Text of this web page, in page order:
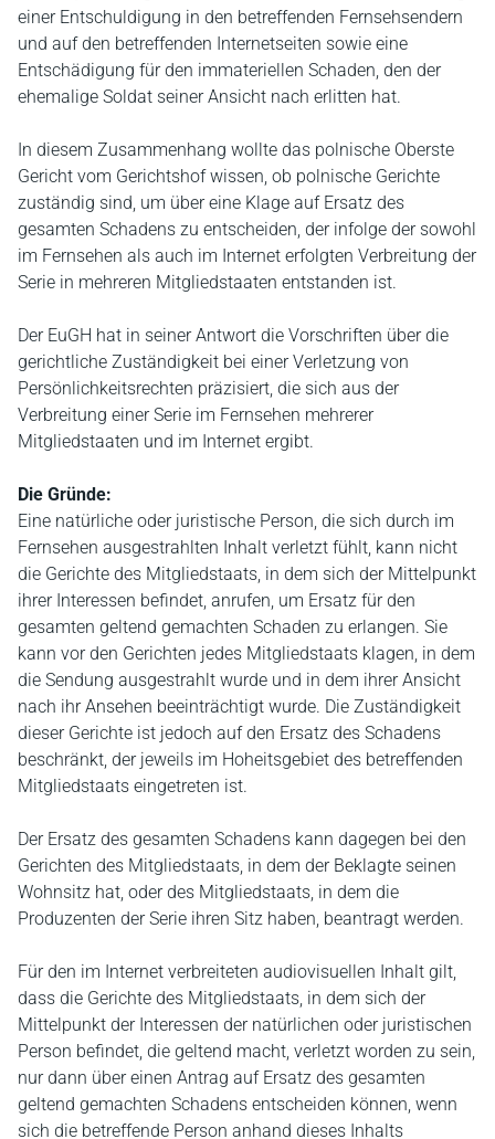
einer Entschuldigung in den betreffenden Fernsehsendern
und auf den betreffenden Internetseiten sowie eine
Entschädigung für den immateriellen Schaden, den der
ehemalige Soldat seiner Ansicht nach erlitten hat.
In diesem Zusammenhang wollte das polnische Oberste
Gericht vom Gerichtshof wissen, ob polnische Gerichte
zuständig sind, um über eine Klage auf Ersatz des
gesamten Schadens zu entscheiden, der infolge der sowohl
im Fernsehen als auch im Internet erfolgten Verbreitung der
Serie in mehreren Mitgliedstaaten entstanden ist.
Der EuGH hat in seiner Antwort die Vorschriften über die
gerichtliche Zuständigkeit bei einer Verletzung von
Persönlichkeitsrechten präzisiert, die sich aus der
Verbreitung einer Serie im Fernsehen mehrerer
Mitgliedstaaten und im Internet ergibt.
Die Gründe:
Eine natürliche oder juristische Person, die sich durch im
Fernsehen ausgestrahlten Inhalt verletzt fühlt, kann nicht
die Gerichte des Mitgliedstaats, in dem sich der Mittelpunkt
ihrer Interessen befindet, anrufen, um Ersatz für den
gesamten geltend gemachten Schaden zu erlangen. Sie
kann vor den Gerichten jedes Mitgliedstaats klagen, in dem
die Sendung ausgestrahlt wurde und in dem ihrer Ansicht
nach ihr Ansehen beeinträchtigt wurde. Die Zuständigkeit
dieser Gerichte ist jedoch auf den Ersatz des Schadens
beschränkt, der jeweils im Hoheitsgebiet des betreffenden
Mitgliedstaats eingetreten ist.
Der Ersatz des gesamten Schadens kann dagegen bei den
Gerichten des Mitgliedstaats, in dem der Beklagte seinen
Wohnsitz hat, oder des Mitgliedstaats, in dem die
Produzenten der Serie ihren Sitz haben, beantragt werden.
Für den im Internet verbreiteten audiovisuellen Inhalt gilt,
dass die Gerichte des Mitgliedstaats, in dem sich der
Mittelpunkt der Interessen der natürlichen oder juristischen
Person befindet, die geltend macht, verletzt worden zu sein,
nur dann über einen Antrag auf Ersatz des gesamten
geltend gemachten Schadens entscheiden können, wenn
sich die betreffende Person anhand dieses Inhalts